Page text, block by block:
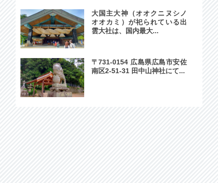
大国主大神（オオクニヌシノ
オオカミ）が祀られている出
雲大社は、国内最大...
〒731-0154 広島県広島市安佐
南区2-51-31 田中山神社にて...